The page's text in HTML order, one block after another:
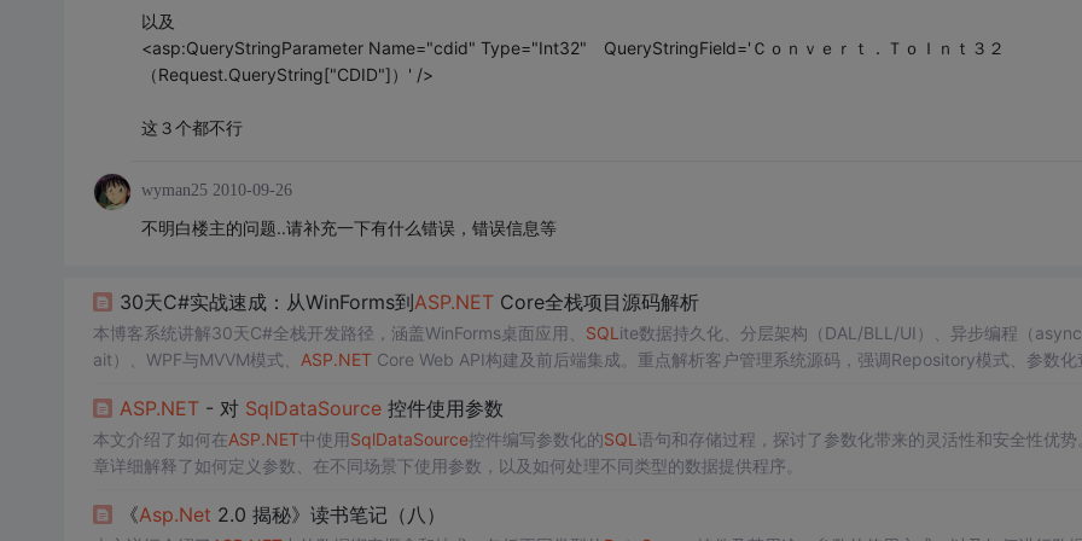
以及
<asp:QueryStringParameter Name="cdid" Type="Int32" QueryStringField='Ｃｏｎｖｅｒｔ．ＴｏＩｎｔ３２
（Request.QueryString["CDID"]）' />
这３个都不行
wyman25 2010-09-26
不明白楼主的问题..请补充一下有什么错误，错误信息等
30天C#实战速成：从WinForms到ASP.NETCore全栈项目源码解析
本博客系统讲解30天C#全栈开发路径，涵盖WinForms桌面应用、 SQL ite数据持久化、分层架构（DAL/BLL/UI）、异步编程（
ait）、WPF与MVVM模式、 ASP.NETCore Web API构建及前后端集成。重点解析客户管理系统源码，强调Repository模式、参数化
ASP.NET- 对 SqlDataSource控件使用参数
本文介绍了如何在ASP.NET中使用SqlDataSource控件编写参数化的SQL 语句和存储过程，探讨了参数化带来的灵活性和安全性优势
章详细解释了如何定义参数、在不同场景下使用参数，以及如何处理不同类型的数据提供程序。
《Asp.Net 2.0 揭秘》读书笔记（八）